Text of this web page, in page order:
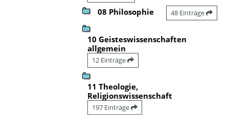
08 Philosophie 48 Einträge
10 Geisteswissenschaften
allgemein
12 Einträge
11 Theologie,
Religionswissenschaft
197 Einträge